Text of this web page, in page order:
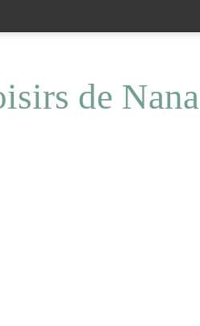
de Nana